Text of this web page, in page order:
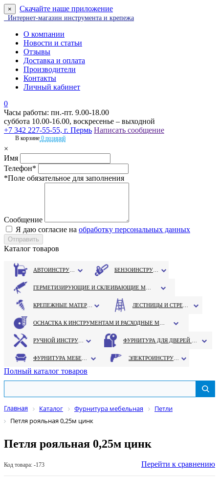
× Скачайте наше приложение
Интернет-магазин инструмента и крепежа
О компании
Новости и статьи
Отзывы
Доставка и оплата
Производители
Контакты
Личный кабинет
0
Часы работы: пн.-пт. 9.00-18.00
суббота 10.00-16.00, воскресенье – выходной
+7 342 227-55-55, г. Пермь Написать сообщение
В корзине 0 позиций
×
Имя
Телефон*
*Поле обязательное для заполнения
Сообщение
Я даю согласие на обработку персональных данных
Каталог товаров
Полный каталог товаров
Главная Каталог Фурнитура мебельная
Петли
Петля рояльная 0,25м цинк
Петля рояльная 0,25м цинк
Код товара: -173 Перейти к сравнению